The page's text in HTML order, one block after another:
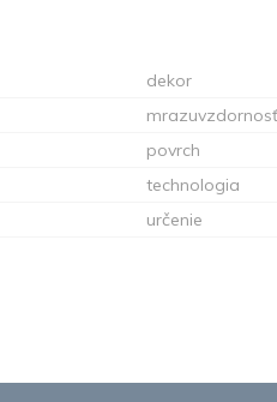
dekor
mrazuvzdornosť
povrch
technologia
určenie